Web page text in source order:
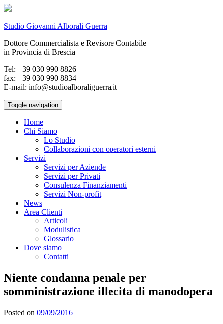
Studio Giovanni Alborali Guerra
Dottore Commercialista e Revisore Contabile
in Provincia di Brescia
Tel: +39 030 990 8826
fax: +39 030 990 8834
E-mail: info@studioalboraliguerra.it
Toggle navigation
Home
Chi Siamo
Lo Studio
Collaborazioni con operatori esterni
Servizi
Servizi per Aziende
Servizi per Privati
Consulenza Finanziamenti
Servizi Non-profit
News
Area Clienti
Articoli
Modulistica
Glossario
Dove siamo
Contatti
Niente condanna penale per
somministrazione illecita di manodopera
Posted on 09/09/2016